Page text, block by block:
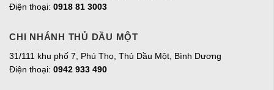
Điện thoại: 0918 81 3003
CHI NHÁNH THỦ DẦU MỘT
31/111 khu phố 7, Phú Thọ, Thủ Dầu Một, Bình Dương
Điện thoại: 0942 933 490